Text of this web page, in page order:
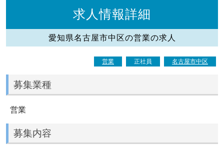
求人情報詳細
愛知県名古屋市中区の営業の求人
営業 正社員 名古屋市中区
募集業種
営業
募集内容